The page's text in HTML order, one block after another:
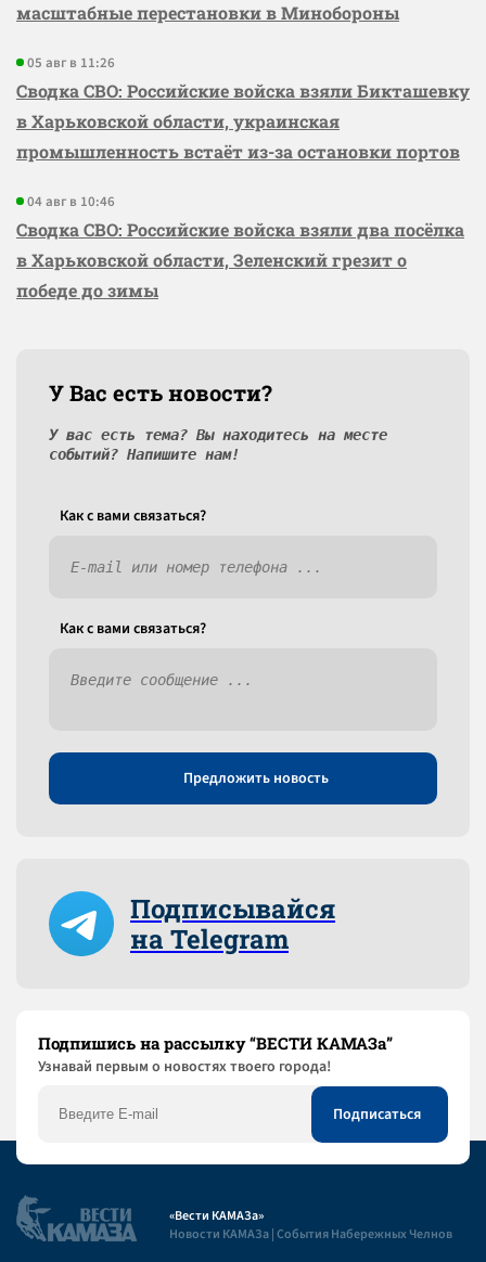
масштабные перестановки в Минобороны
05 авг в 11:26
Сводка СВО: Российские войска взяли Бикташевку
в Харьковской области, украинская
промышленность встаёт из-за остановки портов
04 авг в 10:46
Сводка СВО: Российские войска взяли два посёлка
в Харьковской области, Зеленский грезит о
победе до зимы
У Вас есть новости?
У вас есть тема? Вы находитесь на месте
событий? Напишите нам!
Как c вами связаться?
Как c вами связаться?
Предложить новость
Подписывайся
на Telegram
Подпишись на рассылку “ВЕСТИ КАМАЗа”
Узнaвай первым о новостях твоего города!
«Вести КАМАЗа»
Новости КАМАЗа | События Набережных Челнов